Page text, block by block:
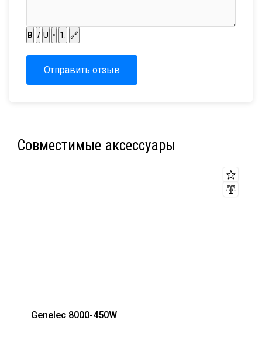
B I U • 1. 🔗
Отправить отзыв
Совместимые аксессуары
Genelec 8000-450W